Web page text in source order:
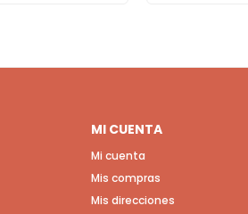
MI CUENTA
Mi cuenta
Mis compras
Mis direcciones